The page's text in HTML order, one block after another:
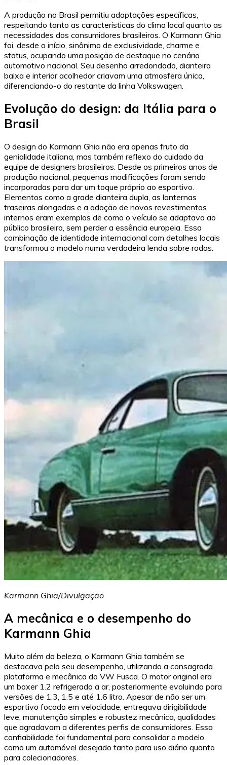
A produção no Brasil permitiu adaptações específicas,
respeitando tanto as características do clima local quanto as
necessidades dos consumidores brasileiros. O Karmann Ghia
foi, desde o início, sinônimo de exclusividade, charme e
status, ocupando uma posição de destaque no cenário
automotivo nacional. Seu desenho arredondado, dianteira
baixa e interior acolhedor criavam uma atmosfera única,
diferenciando-o do restante da linha Volkswagen.
Evolução do design: da Itália para o
Brasil
O design do Karmann Ghia não era apenas fruto da
genialidade italiana, mas também reflexo do cuidado da
equipe de designers brasileiros. Desde os primeiros anos de
produção nacional, pequenas modificações foram sendo
incorporadas para dar um toque próprio ao esportivo.
Elementos como a grade dianteira dupla, as lanternas
traseiras alongadas e a adoção de novos revestimentos
internos eram exemplos de como o veículo se adaptava ao
público brasileiro, sem perder a essência europeia. Essa
combinação de identidade internacional com detalhes locais
transformou o modelo numa verdadeira lenda sobre rodas.
Karmann Ghia/Divulgação
A mecânica e o desempenho do
Karmann Ghia
Muito além da beleza, o Karmann Ghia também se
destacava pelo seu desempenho, utilizando a consagrada
plataforma e mecânica do VW Fusca. O motor original era
um boxer 1.2 refrigerado a ar, posteriormente evoluindo para
versões de 1.3, 1.5 e até 1.6 litro. Apesar de não ser um
esportivo focado em velocidade, entregava dirigibilidade
leve, manutenção simples e robustez mecânica, qualidades
que agradavam a diferentes perfis de consumidores. Essa
confiabilidade foi fundamental para consolidar o modelo
como um automóvel desejado tanto para uso diário quanto
para colecionadores.